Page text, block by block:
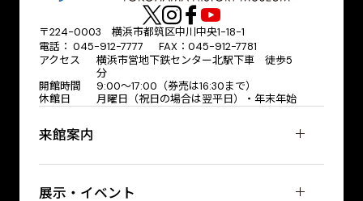
〒224-0003 横浜市都筑区中川中央1-18-1
電話： 045-912-7777 FAX：045-912-7781
アクセス
横浜市営地下鉄センター北駅下車 徒歩5
分
開館時間
9:00〜17:00（券売は16:30まで）
休館日
月曜日（祝日の場合は翌平日）・年末年始
来館案内
展示・イベント